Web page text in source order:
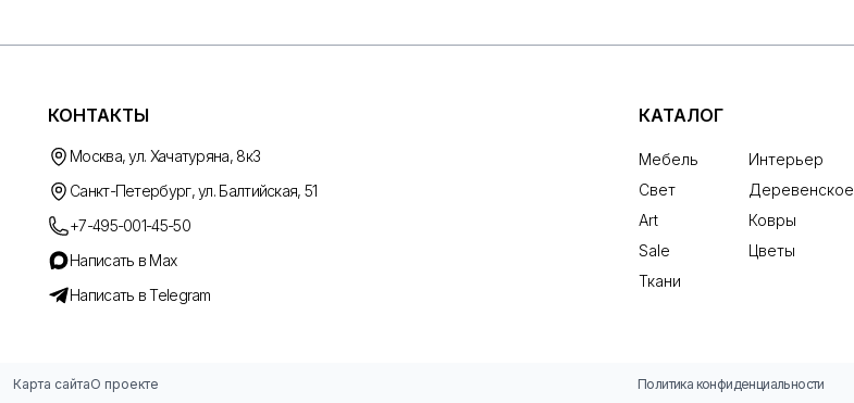
КОНТАКТЫ
Москва, ул. Хачатуряна, 8к3
Санкт-Петербург, ул. Балтийская, 51
+7-495-001-45-50
Написать в Max
Написать в Telegram
КАТАЛОГ
Мебель
Интерьер
Свет
Деревенское
Art
Ковры
Sale
Цветы
Ткани
Карта сайтаО проекте Политика конфиденциальности